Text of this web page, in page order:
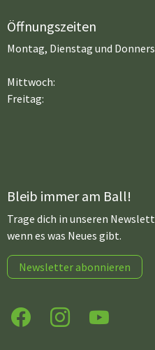
Öffnungszeiten
Montag, Dienstag und
Mittwoch:
Freitag:
Bleib immer am Ball!
Trage dich in unseren
wenn es was Neues gibt.
Newsletter abonnieren